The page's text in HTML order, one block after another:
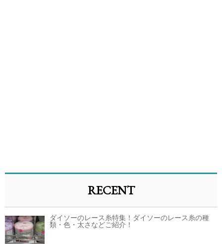
RECENT
ダイソーのレース糸特集！ダイソーのレース糸の種
類・色・太さなどご紹介！